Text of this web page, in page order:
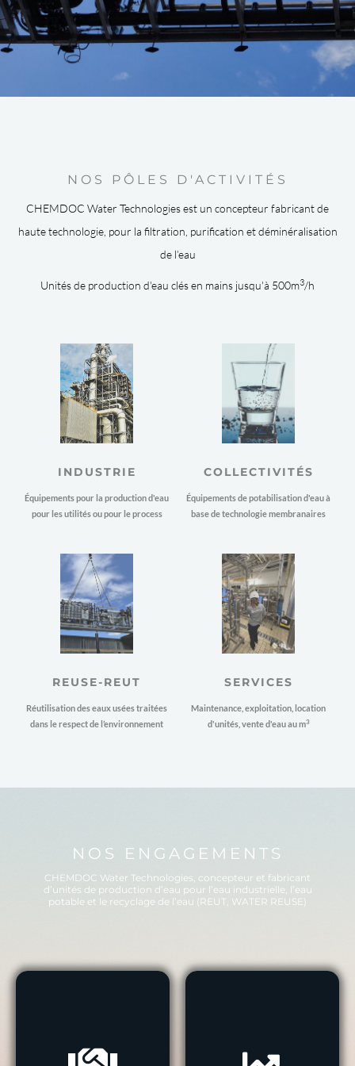
NOS PÔLES D'ACTIVITÉS
CHEMDOC Water Technologies est un concepteur fabricant de
haute technologie, pour la filtration, purification et déminéralisation
de l’eau
Unités de production d'eau clés en mains jusqu'à 500m3/h
INDUSTRIE
Équipements pour la production d'eau
pour les utilités ou pour le process
COLLECTIVITÉS
Équipements de potabilisation d'eau à
base de technologie membranaires
REUSE-REUT
Réutilisation des eaux usées traitées
dans le respect de l’environnement
SERVICES
Maintenance, exploitation, location
d'unités, vente d'eau au m3
NOS ENGAGEMENTS​
CHEMDOC Water Technologies, concepteur et fabricant
d’unités de production d’eau pour l’eau industrielle, l’eau
potable et le recyclage de l’eau (REUT, WATER REUSE)
choix techniques.